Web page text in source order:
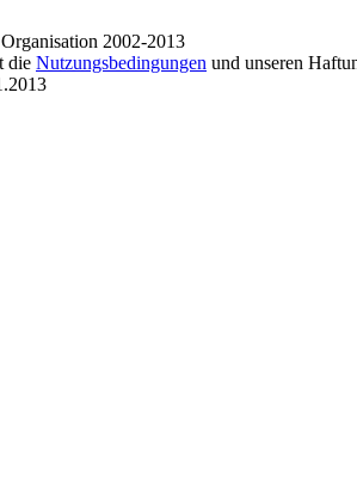
2002-2013
die Nutzungsbedingungen und unseren